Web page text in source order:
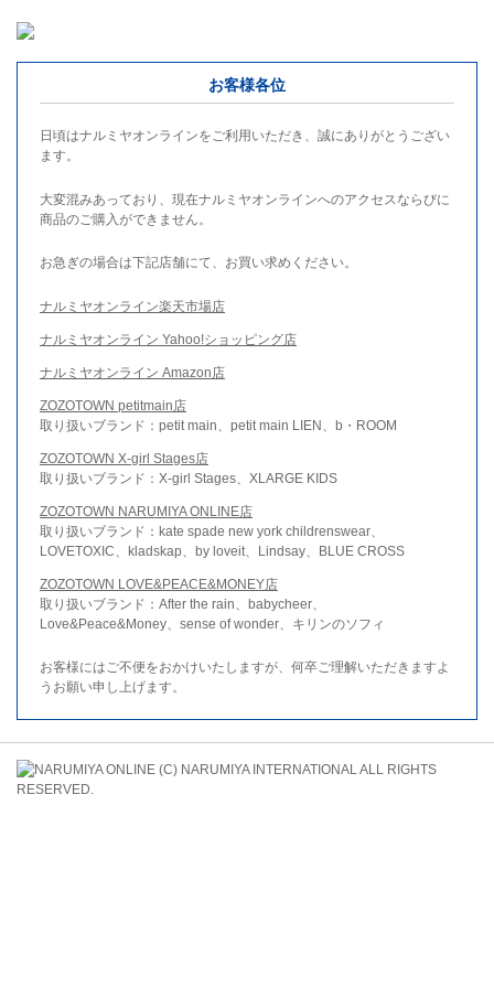
お客様各位
日頃はナルミヤオンラインをご利用いただき、誠にありがとうござい
ます。
大変混みあっており、現在ナルミヤオンラインへのアクセスならびに
商品のご購入ができません。
お急ぎの場合は下記店舗にて、お買い求めください。
ナルミヤオンライン楽天市場店
ナルミヤオンライン Yahoo!ショッピング店
ナルミヤオンライン Amazon店
ZOZOTOWN petitmain店
取り扱いブランド：petit main、petit main LIEN、b・ROOM
ZOZOTOWN X-girl Stages店
取り扱いブランド：X-girl Stages、XLARGE KIDS
ZOZOTOWN NARUMIYA ONLINE店
取り扱いブランド：kate spade new york childrenswear、
LOVETOXIC、kladskap、by loveit、Lindsay、BLUE CROSS
ZOZOTOWN LOVE&PEACE&MONEY店
取り扱いブランド：After the rain、babycheer、
Love&Peace&Money、sense of wonder、キリンのソフィ
お客様にはご不便をおかけいたしますが、何卒ご理解いただきますよ
うお願い申し上げます。